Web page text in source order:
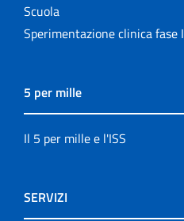
Scuola
Sperimentazione clinica fase I
5 per mille
Il 5 per mille e l'ISS
SERVIZI